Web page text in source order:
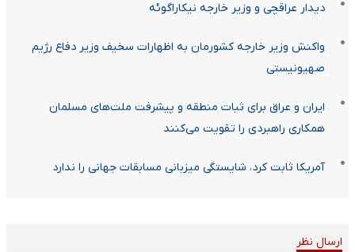
دیدار عراقچی و وزیر خارجه نیکاراگوئه
واکنش وزیر خارجه کشورمان به اظهارات سخیف وزیر دفاع رژیم
صهیونیستی
ایران و عراق برای ثبات منطقه و پیشرفت ملت‌های مسلمان
همکاری راهبردی را تقویت می‌کنند
آمریکا ثابت کرد، شایستگی میزبانی مسابقات جهانی را ندارد
ارسال نظر